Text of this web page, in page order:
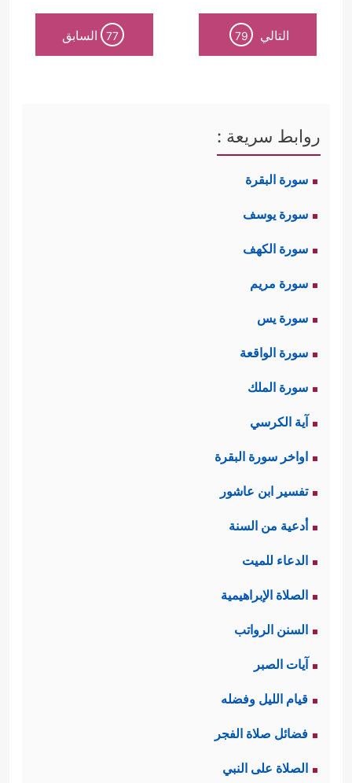
التالي 79
77 السابق
روابط سريعة :
سورة البقرة
سورة يوسف
سورة الكهف
سورة مريم
سورة يس
سورة الواقعة
سورة الملك
آية الكرسي
اواخر سورة البقرة
تفسير ابن عاشور
أدعية من السنة
الدعاء للميت
الصلاة الإبراهيمية
السنن الرواتب
آيات الصبر
قيام الليل وفضله
فضائل صلاة الفجر
الصلاة على النبي